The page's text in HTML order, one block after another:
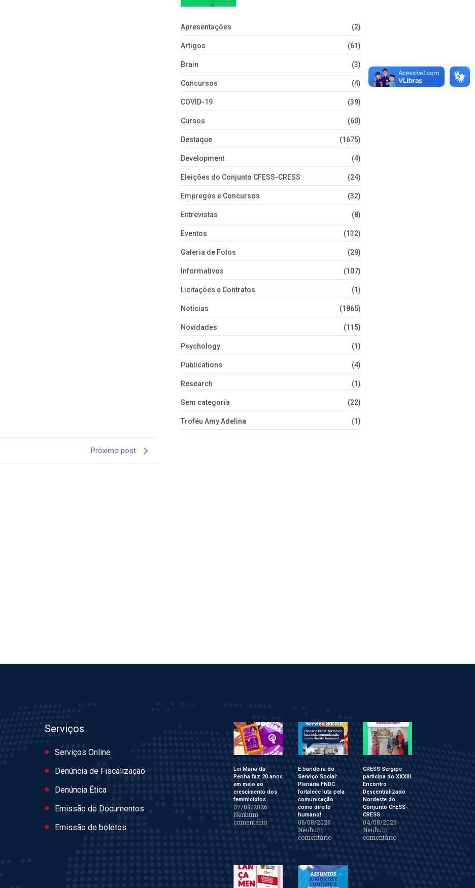
Apresentações (2)
Artigos (61)
Brain (3)
Concursos (4)
COVID-19 (39)
Cursos (60)
Destaque (1675)
Development (4)
Eleições do Conjunto CFESS-CRESS (24)
Empregos e Concursos (32)
Entrevistas (8)
Eventos (132)
Galeria de Fotos (29)
Informativos (107)
Licitações e Contratos (1)
Notícias (1865)
Novidades (115)
Psychology (1)
Publications (4)
Research (1)
Sem categoria (22)
Troféu Amy Adelina (1)
Próximo post
Serviços
Serviços Online
Denúncia de Fiscalização
Denúncia Ética
Emissão de Documentos
Emissão de boletos
Lei Maria da
Penha faz 20 anos
em meio ao
crescimento dos
feminicídios
07/08/2026
Nenhum
comentário
É bandeira do
Serviço Social:
Plenária FNDC
fortalece luta pela
comunicação
como direito
humano!
06/08/2026
Nenhum
comentário
CRESS Sergipe
participa do XXXIII
Encontro
Descentralizado
Nordeste do
Conjunto CFESS-
CRESS
04/08/2026
Nenhum
comentário